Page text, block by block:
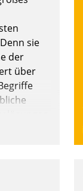
sie
der
über
durch